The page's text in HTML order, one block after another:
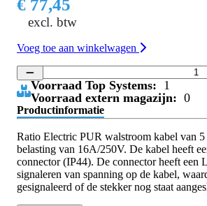
€ 77,45
excl. btw
Voeg toe aan winkelwagen
Voorraad Top Systems: 1
Voorraad extern magazijn: 0
Productinformatie
Ratio Electric PUR walstroom kabel van 5
belasting van 16A/250V. De kabel heeft
connector (IP44). De connector heeft een
signaleren van spanning op de kabel,
gesignaleerd of de stekker nog staat